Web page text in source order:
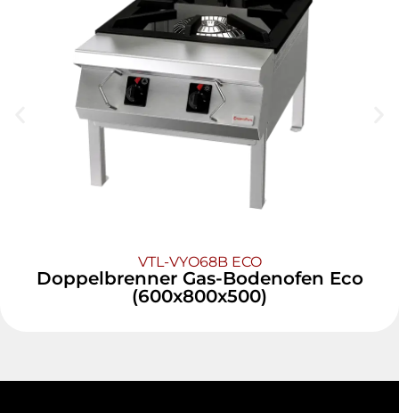
VTL-VYO68B ECO
Doppelbrenner Gas-Bodenofen Eco
(600x800x500)